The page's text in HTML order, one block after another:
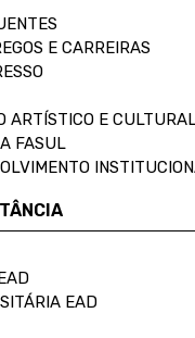
E CARREIRAS
ARTÍSTICO E
FASUL
EAD